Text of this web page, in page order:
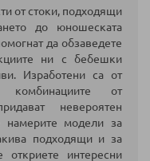
от стоки, подходящи
до юношеската
да обзаведете
ни с бебешки
Изработени са от
комбинациите от
невероятен
намерите модели за
подходящи и за
интересни